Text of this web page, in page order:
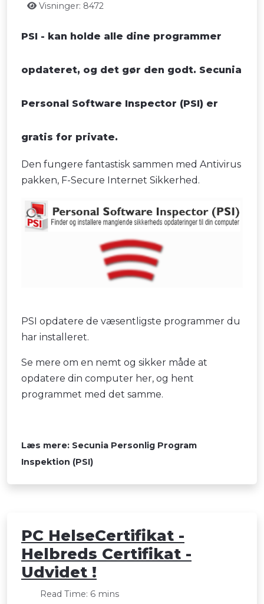
Visninger: 8472
PSI - kan holde alle dine programmer
opdateret, og det gør den godt. Secunia
Personal Software Inspector (PSI) er
gratis for private.
Den fungere fantastisk sammen med Antivirus
pakken, F-Secure Internet Sikkerhed.
PSI opdatere de væsentligste programmer du
har installeret.
Se mere om en nemt og sikker måde at
opdatere din computer her, og hent
programmet med det samme.
Læs mere: Secunia Personlig Program
Inspektion (PSI)
PC HelseCertifikat -
Helbreds Certifikat -
Udvidet !
Read Time: 6 mins